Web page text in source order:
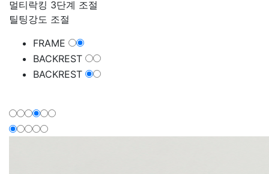
멀티락킹 3단계 조절
틸팅강도 조절
FRAME
BACKREST
BACKREST